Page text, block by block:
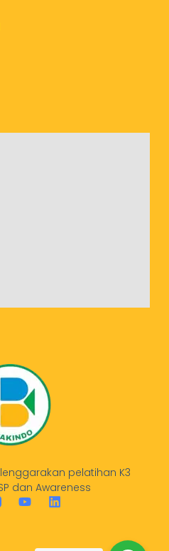
pelatihan K3
dan Awareness